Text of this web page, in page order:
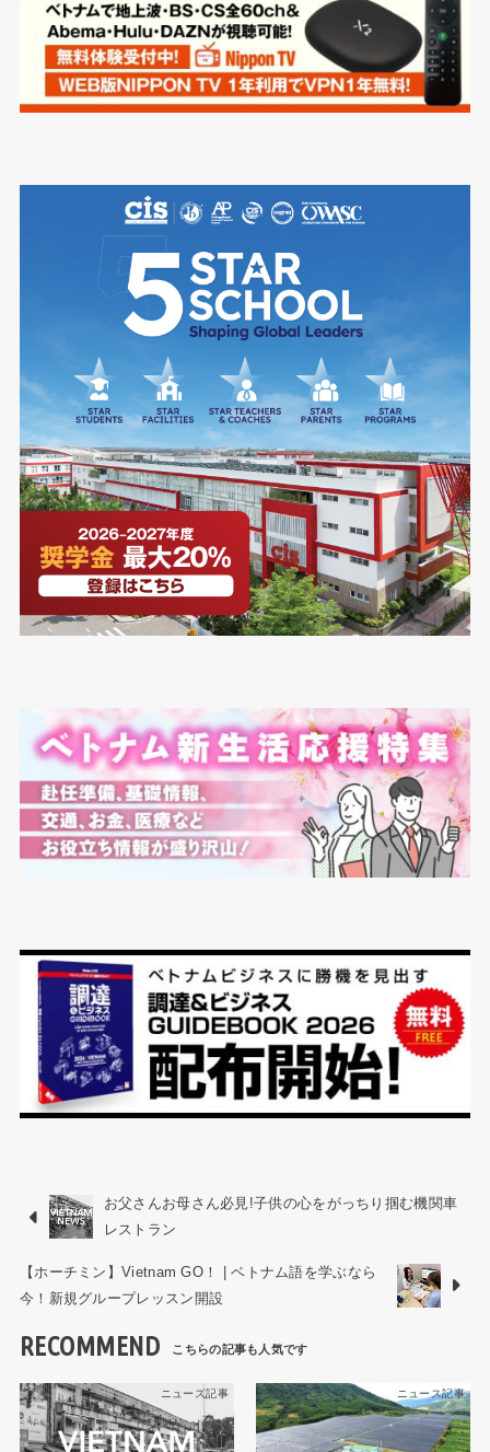
お父さんお母さん必見!子供の心をがっちり掴む機関車
レストラン
【ホーチミン】Vietnam GO！ | ベトナム語を学ぶなら
今！新規グループレッスン開設
RECOMMEND
ニュース記事 ニュース記事